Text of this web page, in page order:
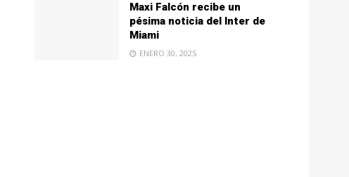
Maxi Falcón recibe un
pésima noticia del Inter de
Miami
ENERO 30, 2025